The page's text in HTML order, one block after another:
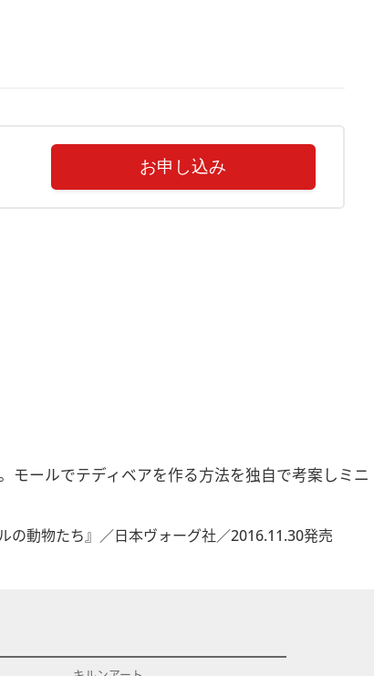
お申し込み
モールでテディベアを作る方法を独自で考案しミニ
の動物たち』／日本ヴォーグ社／2016.11.30発売